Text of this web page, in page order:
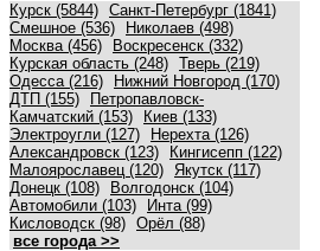
Курск (5844) Санкт-Петербург (1841)
Смешное (536)
Николаев (498)
Москва (456)
Воскресенск (332)
Курская область (248) Тверь (219)
Одесса (216)
Нижний Новгород (170)
ДТП (155)
Петропавловск-
Камчатский (153)
Киев (133)
Электроугли (127)
Нерехта (126)
Александровск (123)
Кингисепп (122)
Малоярославец (120) Якутск (117)
Донецк (108)
Волгодонск (104)
Автомобили (103)
Инта (99)
Кисловодск (98) Орёл (88)
все города >>